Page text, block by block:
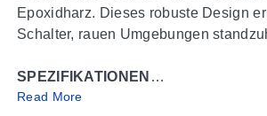
Epoxidharz. Dieses robuste Design
Schalter, rauen Umgebungen
SPEZIFIKATIONEN
Schalter:SPDT, 5 Ampere bei 250
Read More